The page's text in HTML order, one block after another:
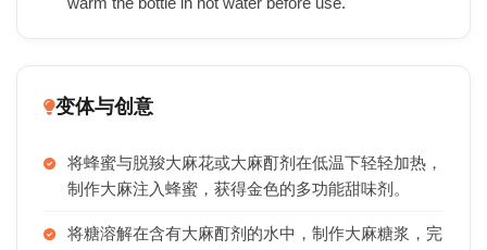
变体与创意
将蜂蜜与脱羧大麻花或大麻酊剂在低温下轻轻加热，
制作大麻注入蜂蜜，获得金色的多功能甜味剂。
将糖溶解在含有大麻酊剂的水中，制作大麻糖浆，完